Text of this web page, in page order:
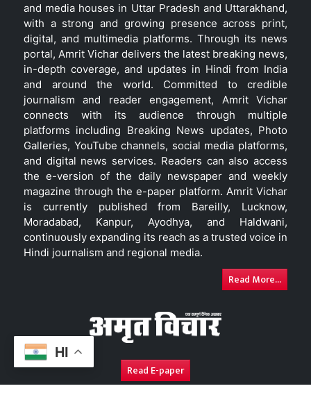
HI
and media houses in Uttar Pradesh and Uttarakhand,
with a strong and growing presence across print,
digital, and multimedia platforms. Through its news
portal, Amrit Vichar delivers the latest breaking news,
in-depth coverage, and updates in Hindi from India
and around the world. Committed to credible
journalism and reader engagement, Amrit Vichar
connects with its audience through multiple
platforms including Breaking News updates, Photo
Galleries, YouTube channels, social media platforms,
and digital news services. Readers can also access
the e-version of the daily newspaper and weekly
magazine through the e-paper platform. Amrit Vichar
is currently published from Bareilly, Lucknow,
Moradabad, Kanpur, Ayodhya, and Haldwani,
continuously expanding its reach as a trusted voice in
Hindi journalism and regional media.
Read More...
Read E-paper